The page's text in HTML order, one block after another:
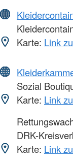
Karte: Link
Sozial
Karte: Link
DRK-
Karte: Link